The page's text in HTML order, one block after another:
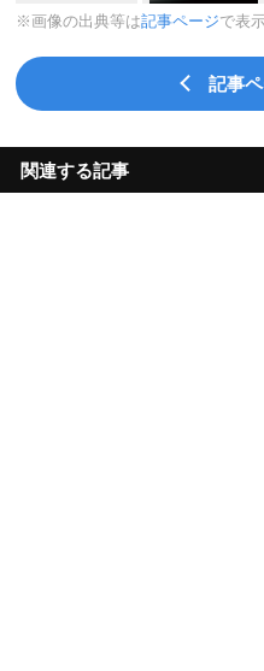
※画像の出典等は記事ページで表
記事
関連する記事